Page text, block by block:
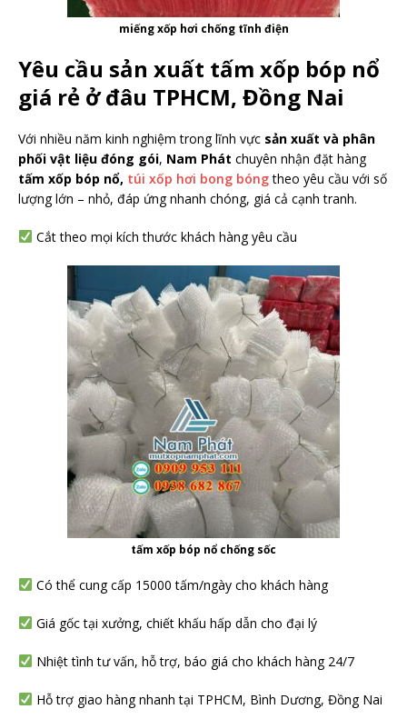
miếng xốp hơi chống tĩnh điện
Yêu cầu sản xuất tấm xốp bóp nổ
giá rẻ ở đâu TPHCM, Đồng Nai
Với nhiều năm kinh nghiệm trong lĩnh vực sản xuất và phân
phối vật liệu đóng gói, Nam Phát chuyên nhận đặt hàng
tấm xốp bóp nổ, túi xốp hơi bong bóngtheo yêu cầu với số
lượng lớn – nhỏ, đáp ứng nhanh chóng, giá cả cạnh tranh.
Cắt theo mọi kích thước khách hàng yêu cầu
tấm xốp bóp nổ chống sốc
Có thể cung cấp 15000 tấm/ngày cho khách hàng
Giá gốc tại xưởng, chiết khấu hấp dẫn cho đại lý
Nhiệt tình tư vấn, hỗ trợ, báo giá cho khách hàng 24/7
Hỗ trợ giao hàng nhanh tại TPHCM, Bình Dương, Đồng Nai